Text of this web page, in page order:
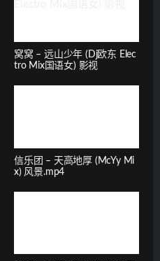
窝窝 – 远山少年 (Dj欧东 Elec
tro Mix国语女) 影视
信乐团 – 天高地厚 (McYy Mi
x) 风景.mp4